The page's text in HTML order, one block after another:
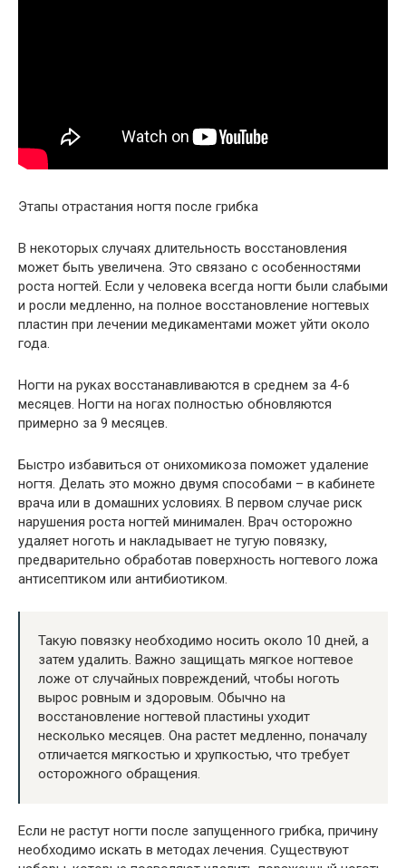
Этапы отрастания ногтя после грибка
В некоторых случаях длительность восстановления
может быть увеличена. Это связано с особенностями
роста ногтей. Если у человека всегда ногти были слабыми
и росли медленно, на полное восстановление ногтевых
пластин при лечении медикаментами может уйти около
года.
Ногти на руках восстанавливаются в среднем за 4-6
месяцев. Ногти на ногах полностью обновляются
примерно за 9 месяцев.
Быстро избавиться от онихомикоза поможет удаление
ногтя. Делать это можно двумя способами – в кабинете
врача или в домашних условиях. В первом случае риск
нарушения роста ногтей минимален. Врач осторожно
удаляет ноготь и накладывает не тугую повязку,
предварительно обработав поверхность ногтевого ложа
антисептиком или антибиотиком.
Такую повязку необходимо носить около 10 дней, а
затем удалить. Важно защищать мягкое ногтевое
ложе от случайных повреждений, чтобы ноготь
вырос ровным и здоровым. Обычно на
восстановление ногтевой пластины уходит
несколько месяцев. Она растет медленно, поначалу
отличается мягкостью и хрупкостью, что требует
осторожного обращения.
Если не растут ногти после запущенного грибка, причину
необходимо искать в методах лечения. Существуют